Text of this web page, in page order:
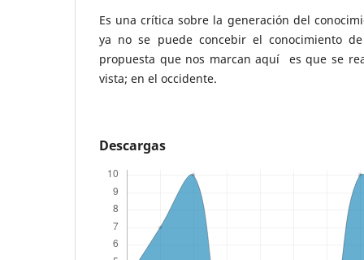
Es una crítica sobre la generación del
ya no se puede concebir el conocimiento
propuesta que nos marcan aquí es que se
vista; en el occidente.
Descargas